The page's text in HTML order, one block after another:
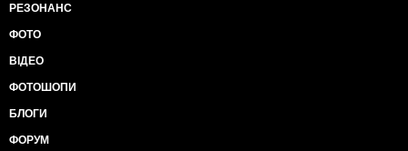
РЕЗОНАНС
ФОТО
ВІДЕО
ФОТОШОПИ
БЛОГИ
ФОРУМ